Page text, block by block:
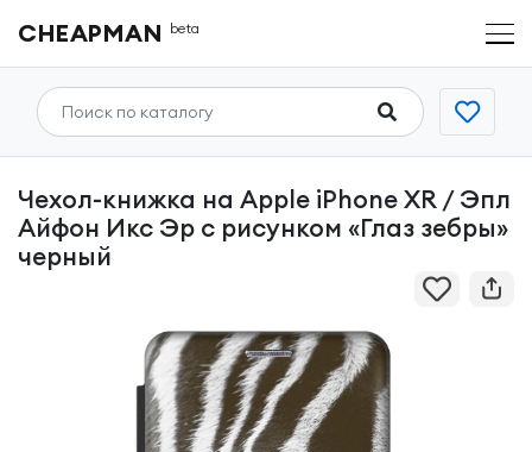
CHEAPMAN beta
Чехол-книжка на Apple iPhone XR / Эпл
Айфон Икс Эр с рисунком «Глаз зебры»
черный